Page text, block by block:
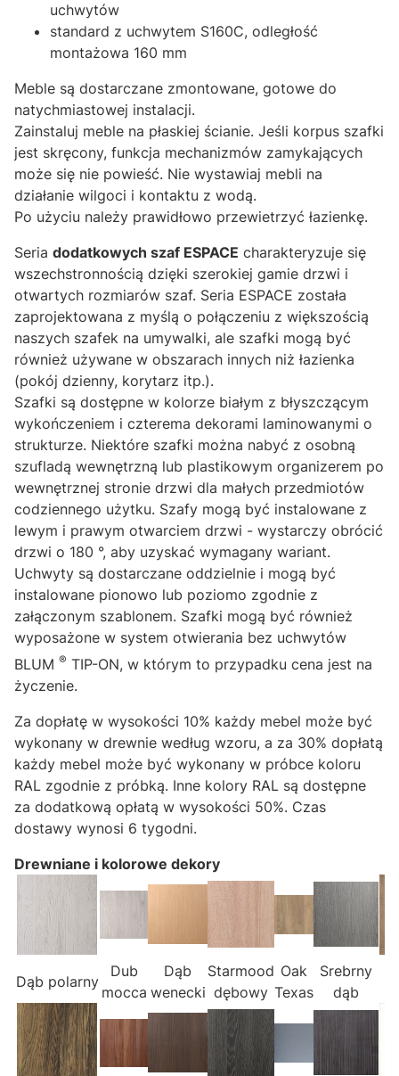
uchwytów
standard z uchwytem S160C, odległość
montażowa 160 mm
Meble są dostarczane zmontowane, gotowe do
natychmiastowej instalacji.
Zainstaluj meble na płaskiej ścianie. Jeśli korpus szafki
jest skręcony, funkcja mechanizmów zamykających
może się nie powieść. Nie wystawiaj mebli na
działanie wilgoci i kontaktu z wodą.
Po użyciu należy prawidłowo przewietrzyć łazienkę.
Seria dodatkowych szaf ESPACE charakteryzuje się
wszechstronnością dzięki szerokiej gamie drzwi i
otwartych rozmiarów szaf. Seria ESPACE została
zaprojektowana z myślą o połączeniu z większością
naszych szafek na umywalki, ale szafki mogą być
również używane w obszarach innych niż łazienka
(pokój dzienny, korytarz itp.).
Szafki są dostępne w kolorze białym z błyszczącym
wykończeniem i czterema dekorami laminowanymi o
strukturze. Niektóre szafki można nabyć z osobną
szufladą wewnętrzną lub plastikowym organizerem po
wewnętrznej stronie drzwi dla małych przedmiotów
codziennego użytku. Szafy mogą być instalowane z
lewym i prawym otwarciem drzwi - wystarczy obrócić
drzwi o 180 °, aby uzyskać wymagany wariant.
Uchwyty są dostarczane oddzielnie i mogą być
instalowane pionowo lub poziomo zgodnie z
załączonym szablonem. Szafki mogą być również
wyposażone w system otwierania bez uchwytów
BLUM ® TIP-ON, w którym to przypadku cena jest na
życzenie.
Za dopłatę w wysokości 10% każdy mebel może być
wykonany w drewnie według wzoru, a za 30% dopłatą
każdy mebel może być wykonany w próbce koloru
RAL zgodnie z próbką. Inne kolory RAL są dostępne
za dodatkową opłatą w wysokości 50%. Czas
dostawy wynosi 6 tygodni.
Drewniane i kolorowe dekory
Dąb polarny
Dub
mocca
Dąb
wenecki
Starmood
dębowy
Oak
Texas
Srebrny
dąb